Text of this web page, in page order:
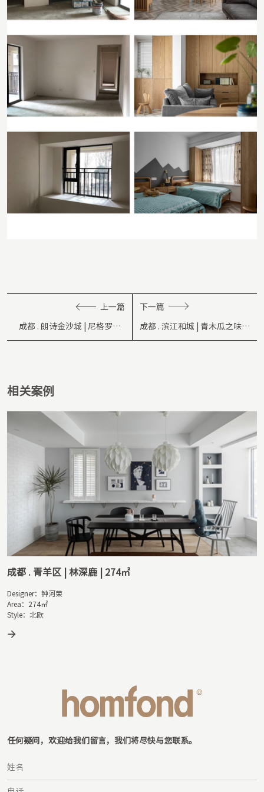
上一篇
成都 . 朗诗金沙城 | 尼格罗尼 |
135㎡
下一篇
成都 . 滨江和城 | 青木瓜之味 |
126㎡
相关案例
成都 . 尊邸 | 逸趣 | 88㎡
Designer：邹健
Area：88㎡
Style：三室一厅
任何疑问，欢迎给我们留言，我们将尽快与您联系。